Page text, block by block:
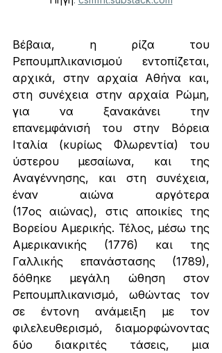
Βέβαια, η ρίζα του
Ρεπουμπλικανισμού εντοπίζεται,
αρχικά, στην αρχαία Αθήνα και,
στη συνέχεια στην αρχαία Ρώμη,
για να ξανακάνει την
επανεμφάνισή του στην Βόρεια
Ιταλία (κυρίως Φλωρεντία) του
ύστερου μεσαίωνα, και της
Αναγέννησης, και στη συνέχεια,
έναν αιώνα αργότερα
(17ος αιώνας), στις αποικίες της
Βορείου Αμερικής. Τέλος, μέσω της
Αμερικανικής (1776) και της
Γαλλικής επανάστασης (1789),
δόθηκε μεγάλη ώθηση στον
Ρεπουμπλικανισμό, ωθώντας τον
σε έντονη ανάμειξη με τον
φιλελευθερισμό, διαμορφώνοντας
δύο διακριτές τάσεις, μια